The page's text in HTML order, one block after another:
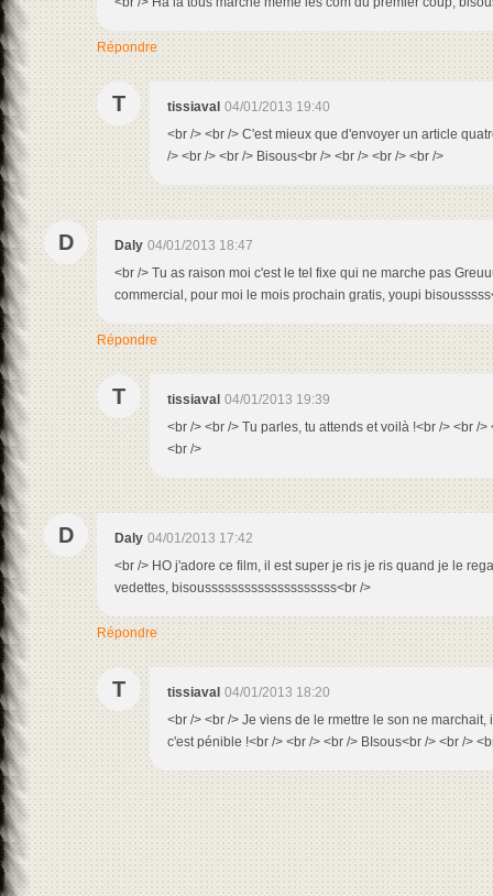
Répondre
T tissiaval 04/01/2013 19:40
<br /> <br /> C'est mieux que d'envoyer un article
/> <br /> <br /> Bisous<br /> <br /> <br /> <br />
D Daly 04/01/2013 18:47
<br /> Tu as raison moi c'est le tel fixe qui ne marche pas
commercial, pour moi le mois prochain gratis, youpi
Répondre
T tissiaval 04/01/2013 19:39
<br /> <br /> Tu parles, tu attends et voilà !<br /> <br /
<br />
D Daly 04/01/2013 17:42
<br /> HO j'adore ce film, il est super je ris je ris quand je le
vedettes, bisoussssssssssssssssssss<br />
Répondre
T tissiaval 04/01/2013 18:20
<br /> <br /> Je viens de le rmettre le son ne
c'est pénible !<br /> <br /> <br /> BIsous<br /> <br />